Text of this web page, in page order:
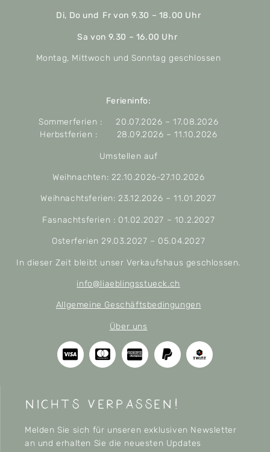
Di, Do und Fr von 9.30 – 18.00 Uhr
Sa von 9.30 – 16.00 Uhr
Montag, Mittwoch und Sonntag geschlossen
Ferieninfo:
Sommerferien : 20.07.2026 – 17.08.2026
Herbstferien : 28.09.2026 – 11.10.2026
Umstellen auf
Weihnachten: 22.10.2026-27.10.2026
Weihnachtsferien: 23.12.2026 – 11.01.2027
Fasnachtsferien : 01.02.2027 – 10.2.2027
Osterferien 29.03.2027 – 05.04.2027
In dieser Zeit bleibt unser Verkaufshaus geschlossen.
info@liaeblingsstueck.ch
Allgemeine Geschäftsbedingungen
Über uns
nichts verpassen!
Melden Sie sich für unseren exklusiven Newsletter
an und erhalten Sie die neuesten Updates